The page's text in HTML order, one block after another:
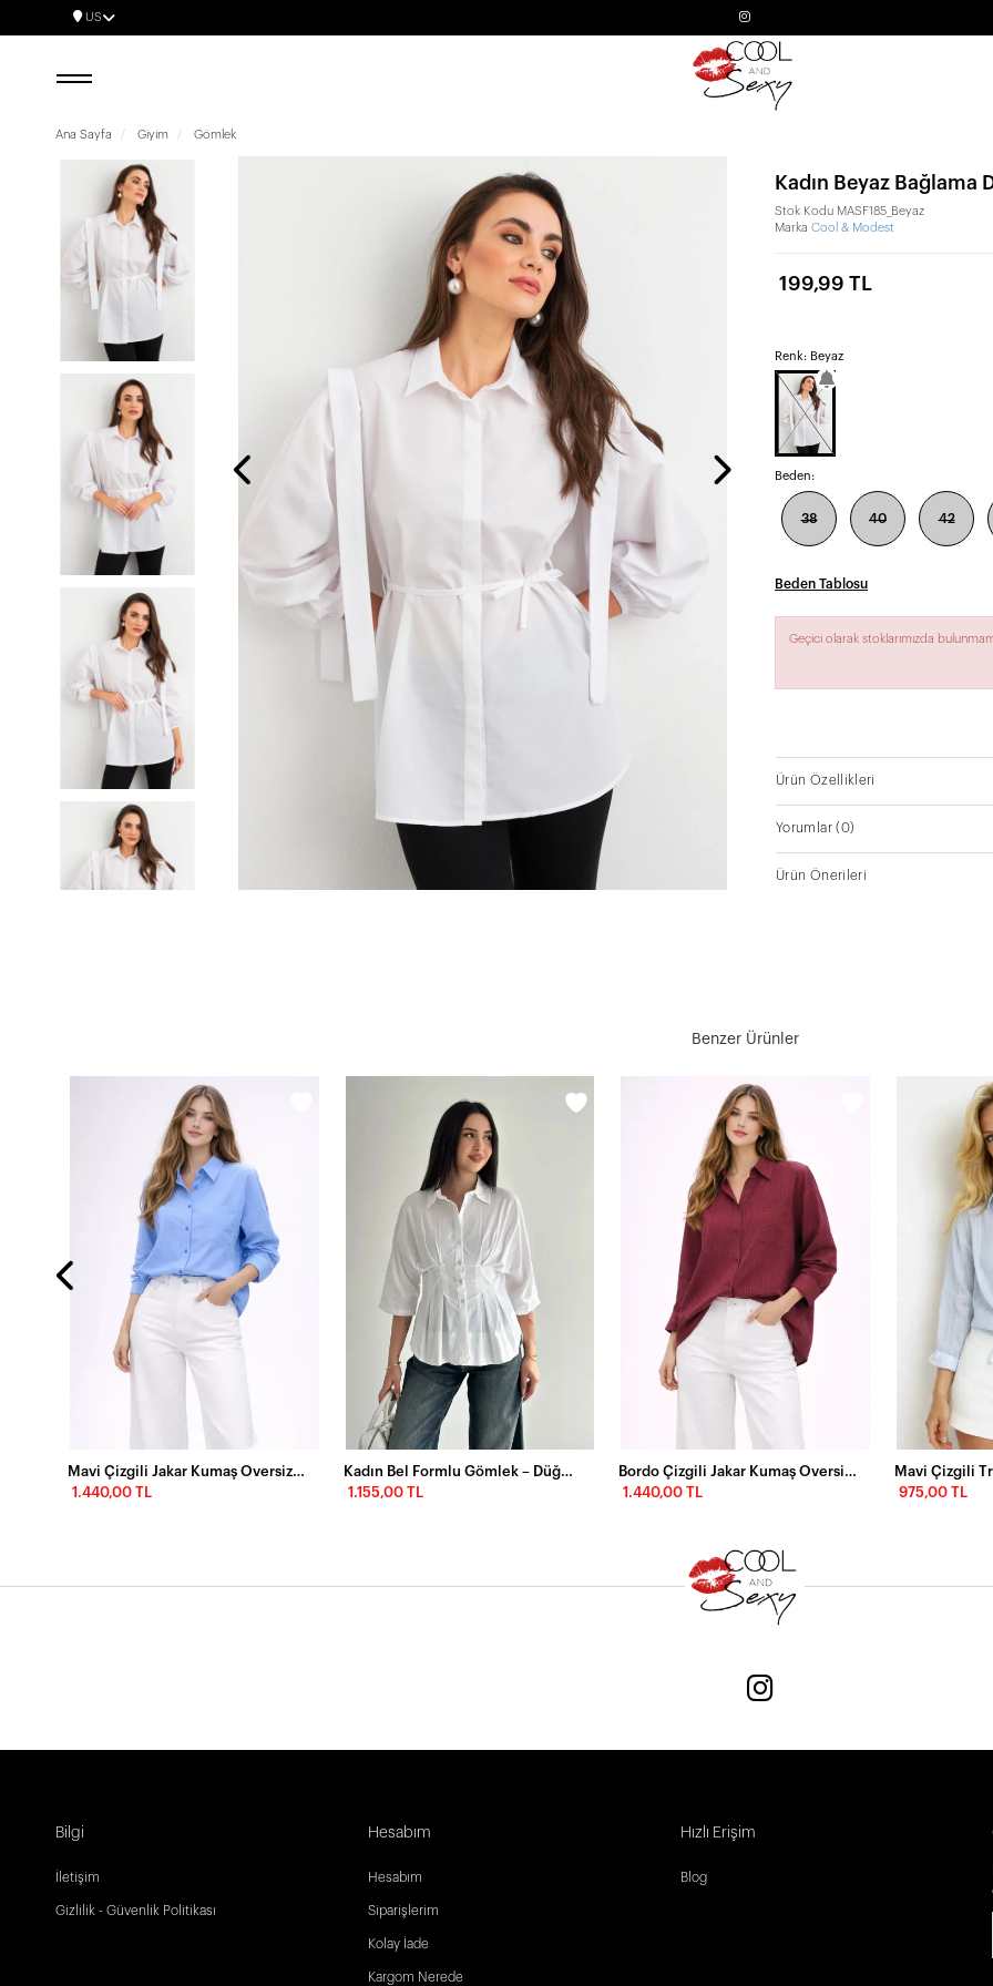
US
Ana Sayfa Giyim Gömlek
Kadın Beyaz Bağlama
Stok Kodu MASF185_Beyaz
Marka Cool & Modest
199,99 TL
Renk: Beyaz
Beden:
38 40 42
Beden Tablosu
Geçici olarak stoklarımızda
Ürün Özellikleri
Yorumlar(0)
Ürün Önerileri
Benzer Ürünler
Mavi Çizgili Jakar Kumaş Oversize Gömlek
1.440,00 TL
Kadın Bel Formlu Gömlek – Düğmeli Yarım Kol Şık Gömlek Beyaz
1.155,00 TL
1.440,00 TL
975,00 TL
Bilgi
İletişim
Gizlilik - Güvenlik Politikası
Hesabım
Hesabım
Siparişlerim
Kolay İade
Kargom Nerede
Hızlı Erişim
Blog